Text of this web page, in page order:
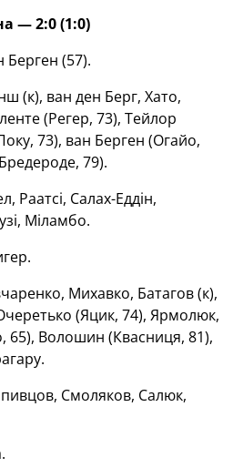
— 2:0 (1:0)
Берген (57).
(к), ван ден Берг, Хато,
(Регер, 73), Тейлор
73), ван Берген (Огайо,
79).
Раатсі, Салах-Еддін,
Міламбо.
Михавко, Батагов (к),
(Яцик, 74), Ярмолюк,
65), Волошин (Квасниця, 81),
Смоляков, Салюк,